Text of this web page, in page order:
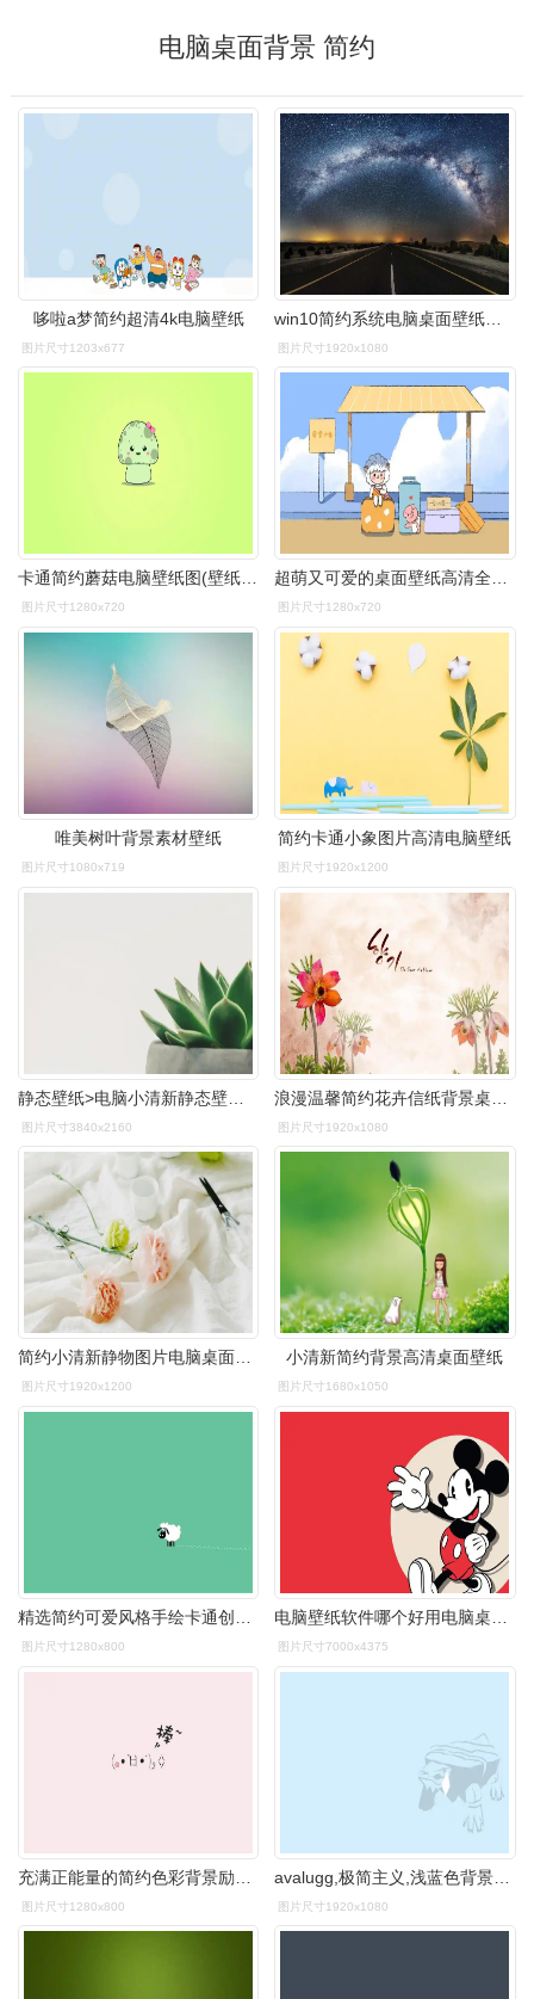
电脑桌面背景 简约
哆啦a梦简约超清4k电脑壁纸
图片尺寸1203x677 图片尺寸1920x1080
卡通简约蘑菇电脑壁纸图(壁纸,背景,蘑菇,卡通,简约)手绘插图_北极熊
图片尺寸1280x720
超萌又可爱的桌面壁纸高清全屏(壁纸干净简约ins风适合女生的电脑桌面
图片尺寸1280x720
唯美树叶背景素材壁纸
图片尺寸1080x719
简约卡通小象图片高清电脑壁纸
图片尺寸1920x1200
图片尺寸3840x2160 图片尺寸1920x1080
简约小清新静物图片电脑桌面壁纸
图片尺寸1920x1200
小清新简约背景高清桌面壁纸
图片尺寸1680x1050
图片尺寸1280x800 图片尺寸7000x4375
图片尺寸1280x800 图片尺寸1920x1080